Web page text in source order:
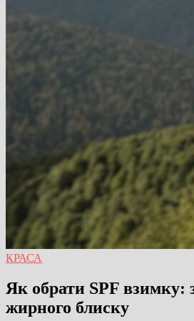
КРАСА
Як обрати SPF взимку:
жирного блиску